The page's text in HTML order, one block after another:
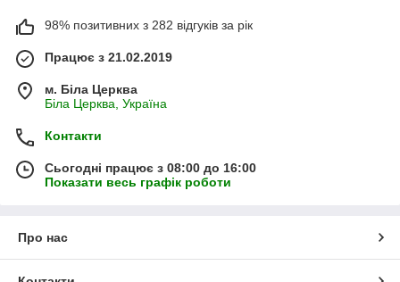
98% позитивних з 282 відгуків за рік
Працює з 21.02.2019
м. Біла Церква
Біла Церква, Україна
Контакти
Сьогодні працює з 08:00 до 16:00
Показати весь графік роботи
Про нас